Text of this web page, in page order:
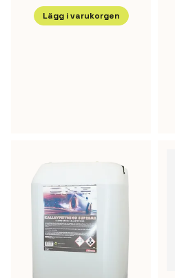
Lägg i varukorgen